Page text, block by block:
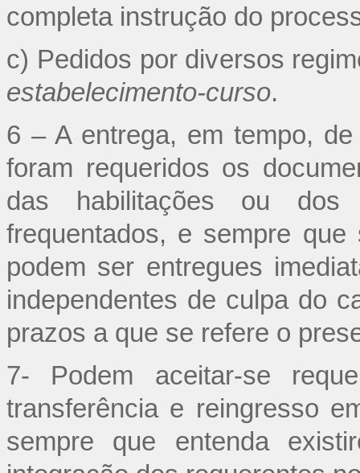
completa instrução do
c) Pedidos por diversos
estabelecimento-curso.
6 – A entrega, em tempo,
foram requeridos os
das habilitações ou
frequentados, e sempre
podem ser entregues
independentes de culpa do
prazos a que se refere o
7- Podem aceitar-se
transferência e reingresso
sempre que entenda